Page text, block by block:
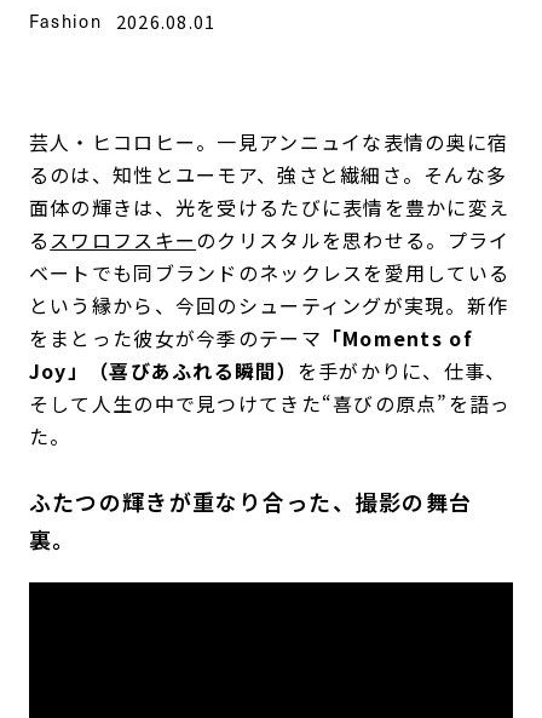
Fashion 2026.08.01
芸人・ヒコロヒー。一見アンニュイな表情の奥に宿
るのは、知性とユーモア、強さと繊細さ。そんな多
面体の輝きは、光を受けるたびに表情を豊かに変え
るスワロフスキーのクリスタルを思わせる。プライ
ベートでも同ブランドのネックレスを愛用している
という縁から、今回のシューティングが実現。新作
をまとった彼女が今季のテーマ 「Moments of
Joy」（喜びあふれる瞬間） を手がかりに、仕事、
そして人生の中で見つけてきた“喜びの原点”を語っ
た。
ふたつの輝きが重なり合った、撮影の舞台
裏。